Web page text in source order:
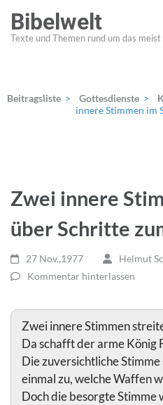
Inhalt
springen
Bibelwelt
Texte und Themen rund um das
Beitragsliste > Gottesdienste >
innere Stimmen im
Zwei innere
über Schritte
27 Nov.,1977
Helmut
Kommentar hinterlassen
Zwei innere Stimmen
Da schafft der arme König
Die zuversichtliche Stimme
einmal zu, welche Waffen
Doch die besorgte Stimme